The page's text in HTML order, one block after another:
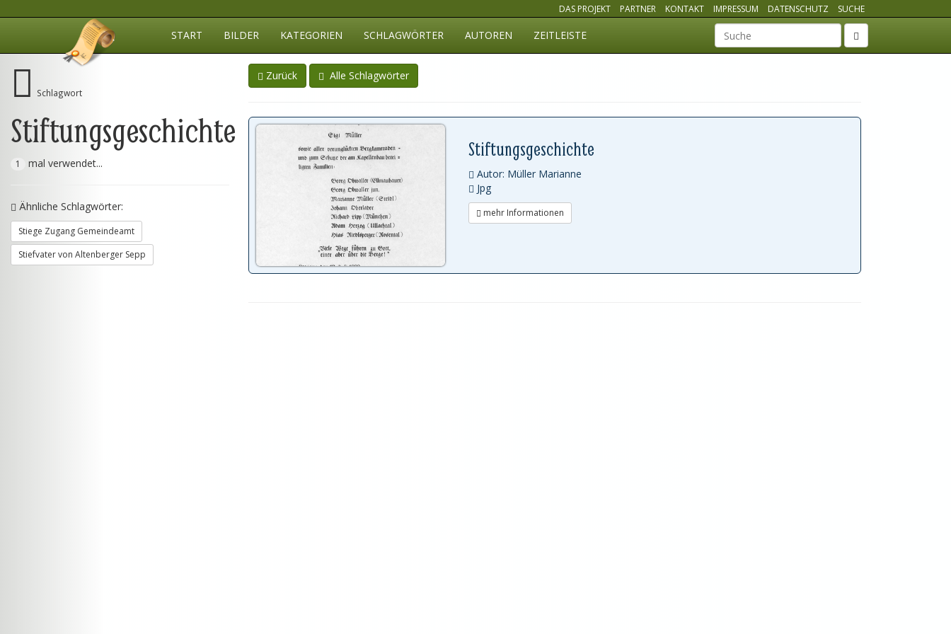
DAS PROJEKT PARTNER KONTAKT IMPRESSUM DATENSCHUTZ SUCHE
START BILDER KATEGORIEN SCHLAGWÖRTER AUTOREN ZEITLEISTE Suchbegriff
Schlagwort
Stiftungsgeschichte
1 mal verwendet...
Ähnliche Schlagwörter:
Stiege Zugang Gemeindeamt
Stiefvater von Altenberger Sepp
Zurück Alle Schlagwörter
Stiftungsgeschichte
Autor: Müller Marianne
Jpg
mehr Informationen